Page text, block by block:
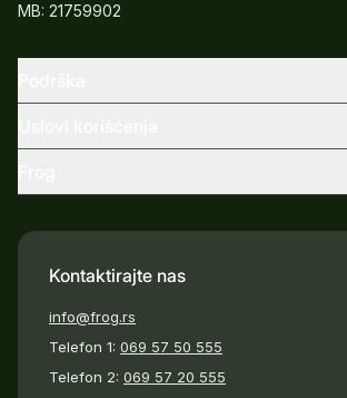
MB: 21759902
Kontaktirajte nas
info@frog.rs
Telefon 1: 069 57 50 555
Telefon 2: 069 57 20 555